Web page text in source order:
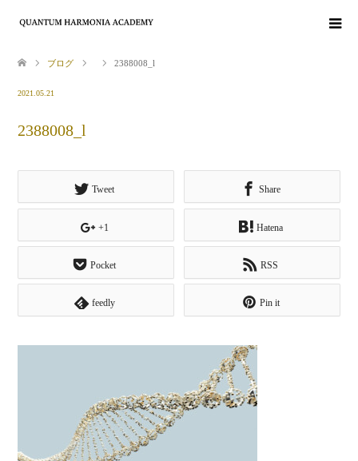
ブログ 2388008_l
2021.05.21
2388008_l
Tweet Share
+1 Hatena
Pocket RSS
feedly Pin it